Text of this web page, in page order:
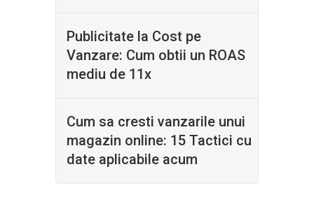
Publicitate la Cost pe
Vanzare: Cum obtii un ROAS
mediu de 11x
Cum sa cresti vanzarile unui
magazin online: 15 Tactici cu
date aplicabile acum